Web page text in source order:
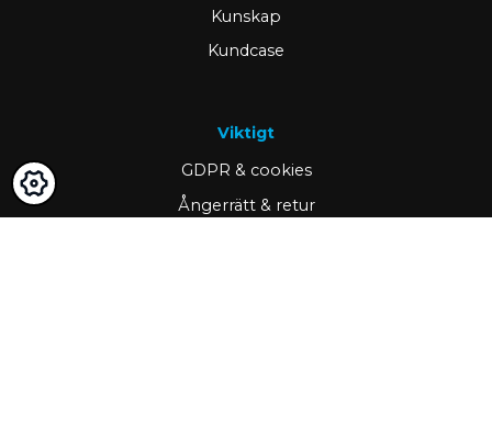
Kunskap
Kundcase
Viktigt
GDPR & cookies
Ångerrätt & retur